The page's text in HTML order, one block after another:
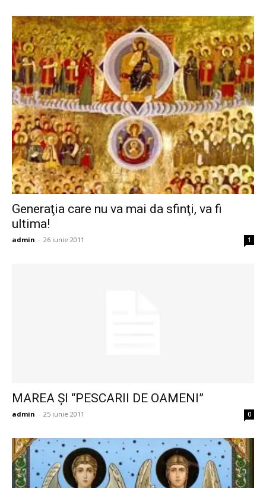
Generaţia care nu va mai da sfinţi, va fi
ultima!
admin - 26 iunie 2011 1
MAREA ŞI “PESCARII DE OAMENI”
admin - 25 iunie 2011 0